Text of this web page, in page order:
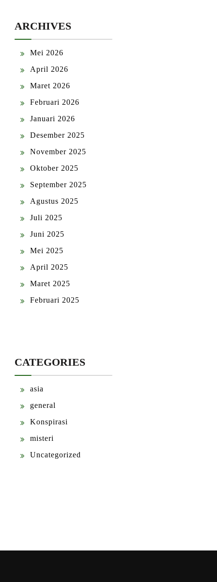
ARCHIVES
Mei 2026
April 2026
Maret 2026
Februari 2026
Januari 2026
Desember 2025
November 2025
Oktober 2025
September 2025
Agustus 2025
Juli 2025
Juni 2025
Mei 2025
April 2025
Maret 2025
Februari 2025
CATEGORIES
asia
general
Konspirasi
misteri
Uncategorized